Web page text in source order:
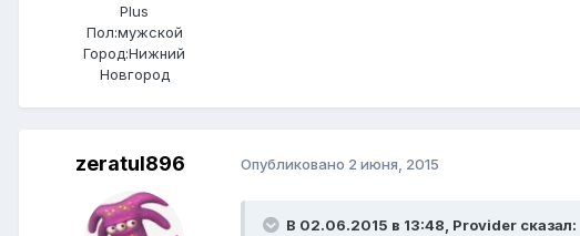
Plus
Пол:мужской
Город:Нижний
Новгород
zeratul896 Опубликовано 2 июня, 2015
В 02.06.2015 в 13:48, Provider сказал: